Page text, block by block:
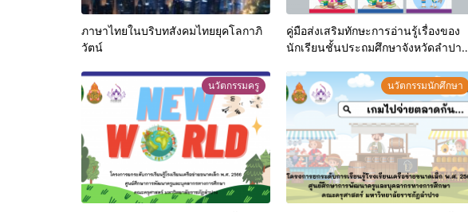
ภาษาไทยในบริบทสังคมไทยยุคโลกาภิ
วัตน์
คู่มือส่งเสริมทักษะการอ่านรู้เรื่องของ
นักเรียนชั้นประถมศึกษาจังหวัดลำปาง
นวัตกรรมครู นวัตกรรมนักศึกษา